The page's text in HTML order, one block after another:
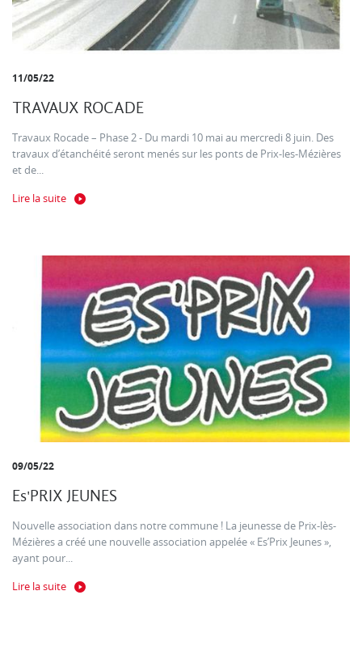
11/05/22
TRAVAUX ROCADE
Travaux Rocade – Phase 2 - Du mardi 10 mai au mercredi 8 juin. Des
travaux d’étanchéité seront menés sur les ponts de Prix-les-Mézières
et de...
Lire la suite
09/05/22
Es'PRIX JEUNES
Nouvelle association dans notre commune ! La jeunesse de Prix-lès-
Mézières a créé une nouvelle association appelée « Es’Prix Jeunes »,
ayant pour...
Lire la suite